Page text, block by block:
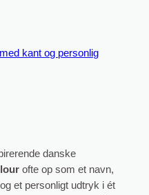
danske
ofte op som et navn,
et personligt udtryk i ét